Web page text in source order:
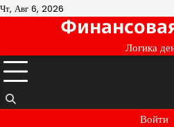
Перейти
Чт, Авг 6, 2026
Логика
Войти